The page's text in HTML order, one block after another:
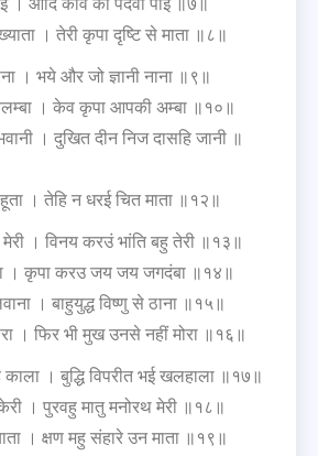
। तेरी कृपा दृष्टि से माता ॥८॥
। भये और जो ज्ञानी नाना ॥९॥
। केव कृपा आपकी अम्बा ॥१०॥
। दुखित दीन निज दासहि जानी ॥
। तेहि न धरई चित माता ॥१२॥
। विनय करउं भांति बहु तेरी ॥१३॥
। कृपा करउ जय जय जगदंबा ॥१४॥
। बाहुयुद्ध विष्णु से ठाना ॥१५॥
। फिर भी मुख उनसे नहीं मोरा ॥१६॥
काला । बुद्धि विपरीत भई खलहाला ॥१७॥
। पुरवहु मातु मनोरथ मेरी ॥१८॥
। क्षण महु संहारे उन माता ॥१९॥